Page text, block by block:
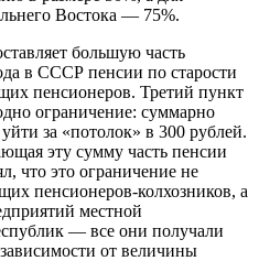
Востока — 75%.
большую часть
в СССР пенсии по старости
пенсионеров. Третий пункт
ограничение: суммарно
за «потолок» в 300 рублей.
эту сумму часть пенсии
что это ограничение не
пенсионеров-колхозников, а
местной
— все они получали
от величины